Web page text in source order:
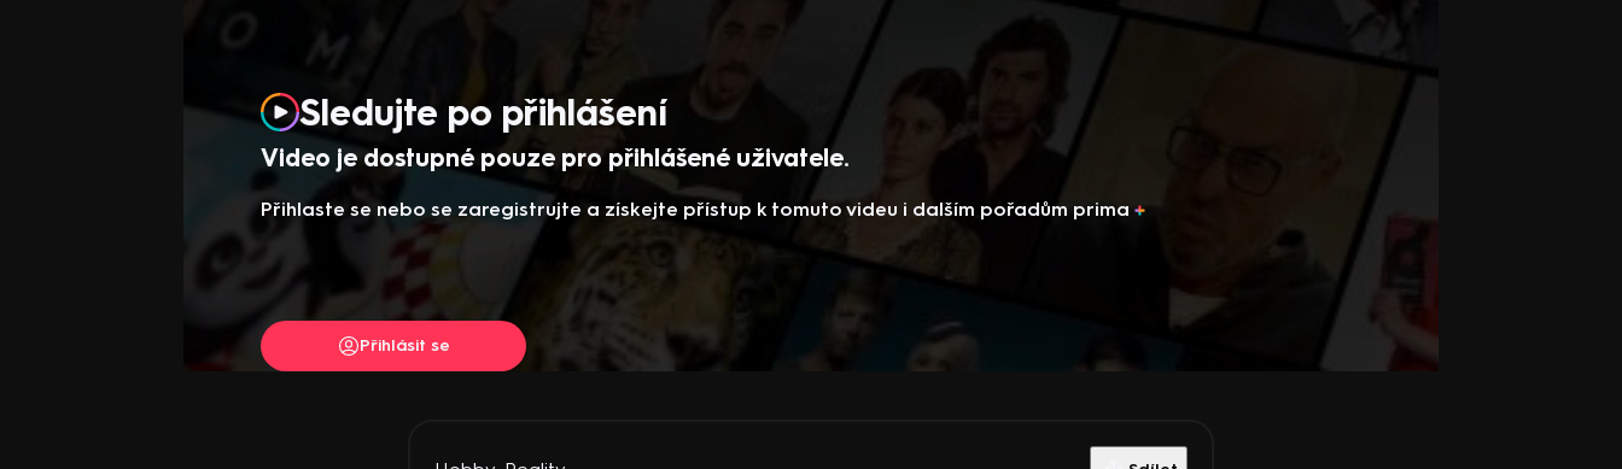
Video je dostupné pouze pro přihlášené uživatele.
Sledujte po přihlášení
Přihlaste se nebo se zaregistrujte a získejte přístup k tomuto videu i dalším pořadům prima
Přihlásit se